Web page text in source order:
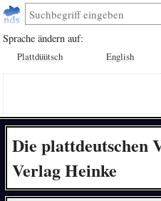
Sprache ändern auf:
Plattdüütsch English
Die plattdeutschen
Verlag Heinke